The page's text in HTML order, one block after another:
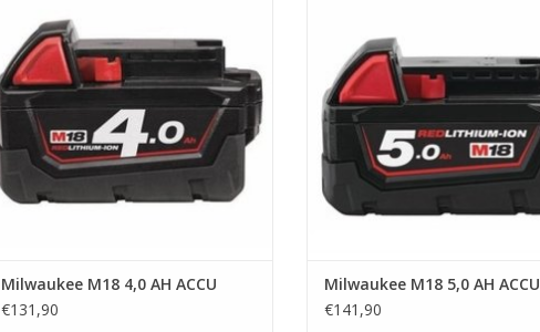
Voor accutype Li-Ion
Voor accutype NiCd
Voor accutype NiMH
Downloads
Handleidingen & Onderdelenlijsten
Product Data A4 - Landscape
Milwaukee M18 4,0 AH ACCU
€131,90
Milwaukee M18 5,0 AH ACCU
€141,90